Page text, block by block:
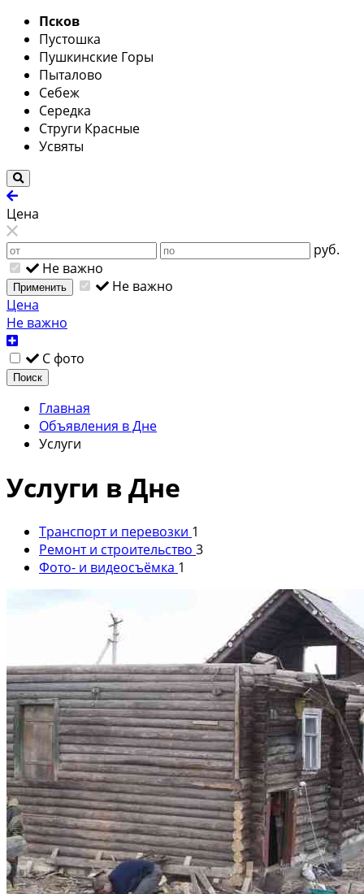
Псков
Пустошка
Пушкинские Горы
Пыталово
Себеж
Середка
Струги Красные
Усвяты
Цена
руб.
Не важно
Применить
Не важно
Цена
Не важно
С фото
Поиск
Главная
Объявления в Дне
Услуги
Услуги в Дне
Транспорт и перевозки 1
Ремонт и строительство 3
Фото- и видеосъёмка 1